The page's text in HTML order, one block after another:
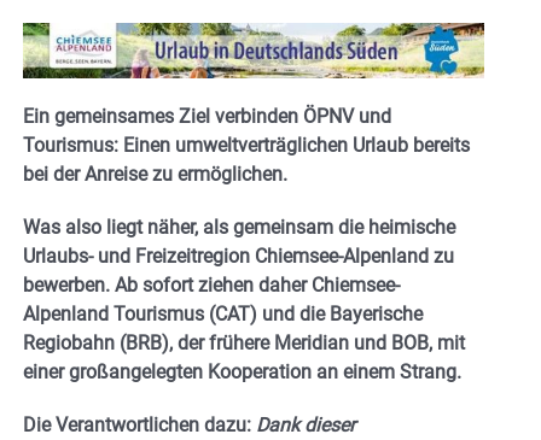
Ein gemeinsames Ziel verbinden ÖPNV und
Tourismus: Einen umweltverträglichen Urlaub bereits
bei der Anreise zu ermöglichen.
Was also liegt näher, als gemeinsam die heimische
Urlaubs- und Freizeitregion Chiemsee-Alpenland zu
bewerben. Ab sofort ziehen daher Chiemsee-
Alpenland Tourismus (CAT) und die Bayerische
Regiobahn (BRB), der frühere Meridian und BOB, mit
einer großangelegten Kooperation an einem Strang.
Die Verantwortlichen dazu: Dank dieser